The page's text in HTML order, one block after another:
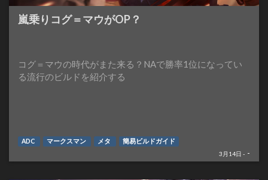
嵐乗りコグ＝マウがOP？
コグ＝マウの時代がまた来る？NAで勝率1位になってい
る流行のビルドを紹介する
ADC マークスマン メタ
簡易ビルドガイド
3月14日 - -